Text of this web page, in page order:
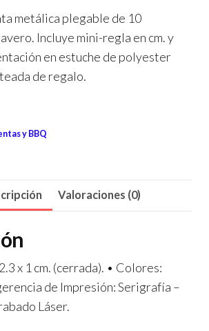
metálica plegable de 10
Incluye mini-regla en cm. y
en estuche de polyester
de regalo.
y BBQ
Valoraciones (0)
x 1 cm. (cerrada). • Colores:
de Impresión: Serigrafía –
Láser.